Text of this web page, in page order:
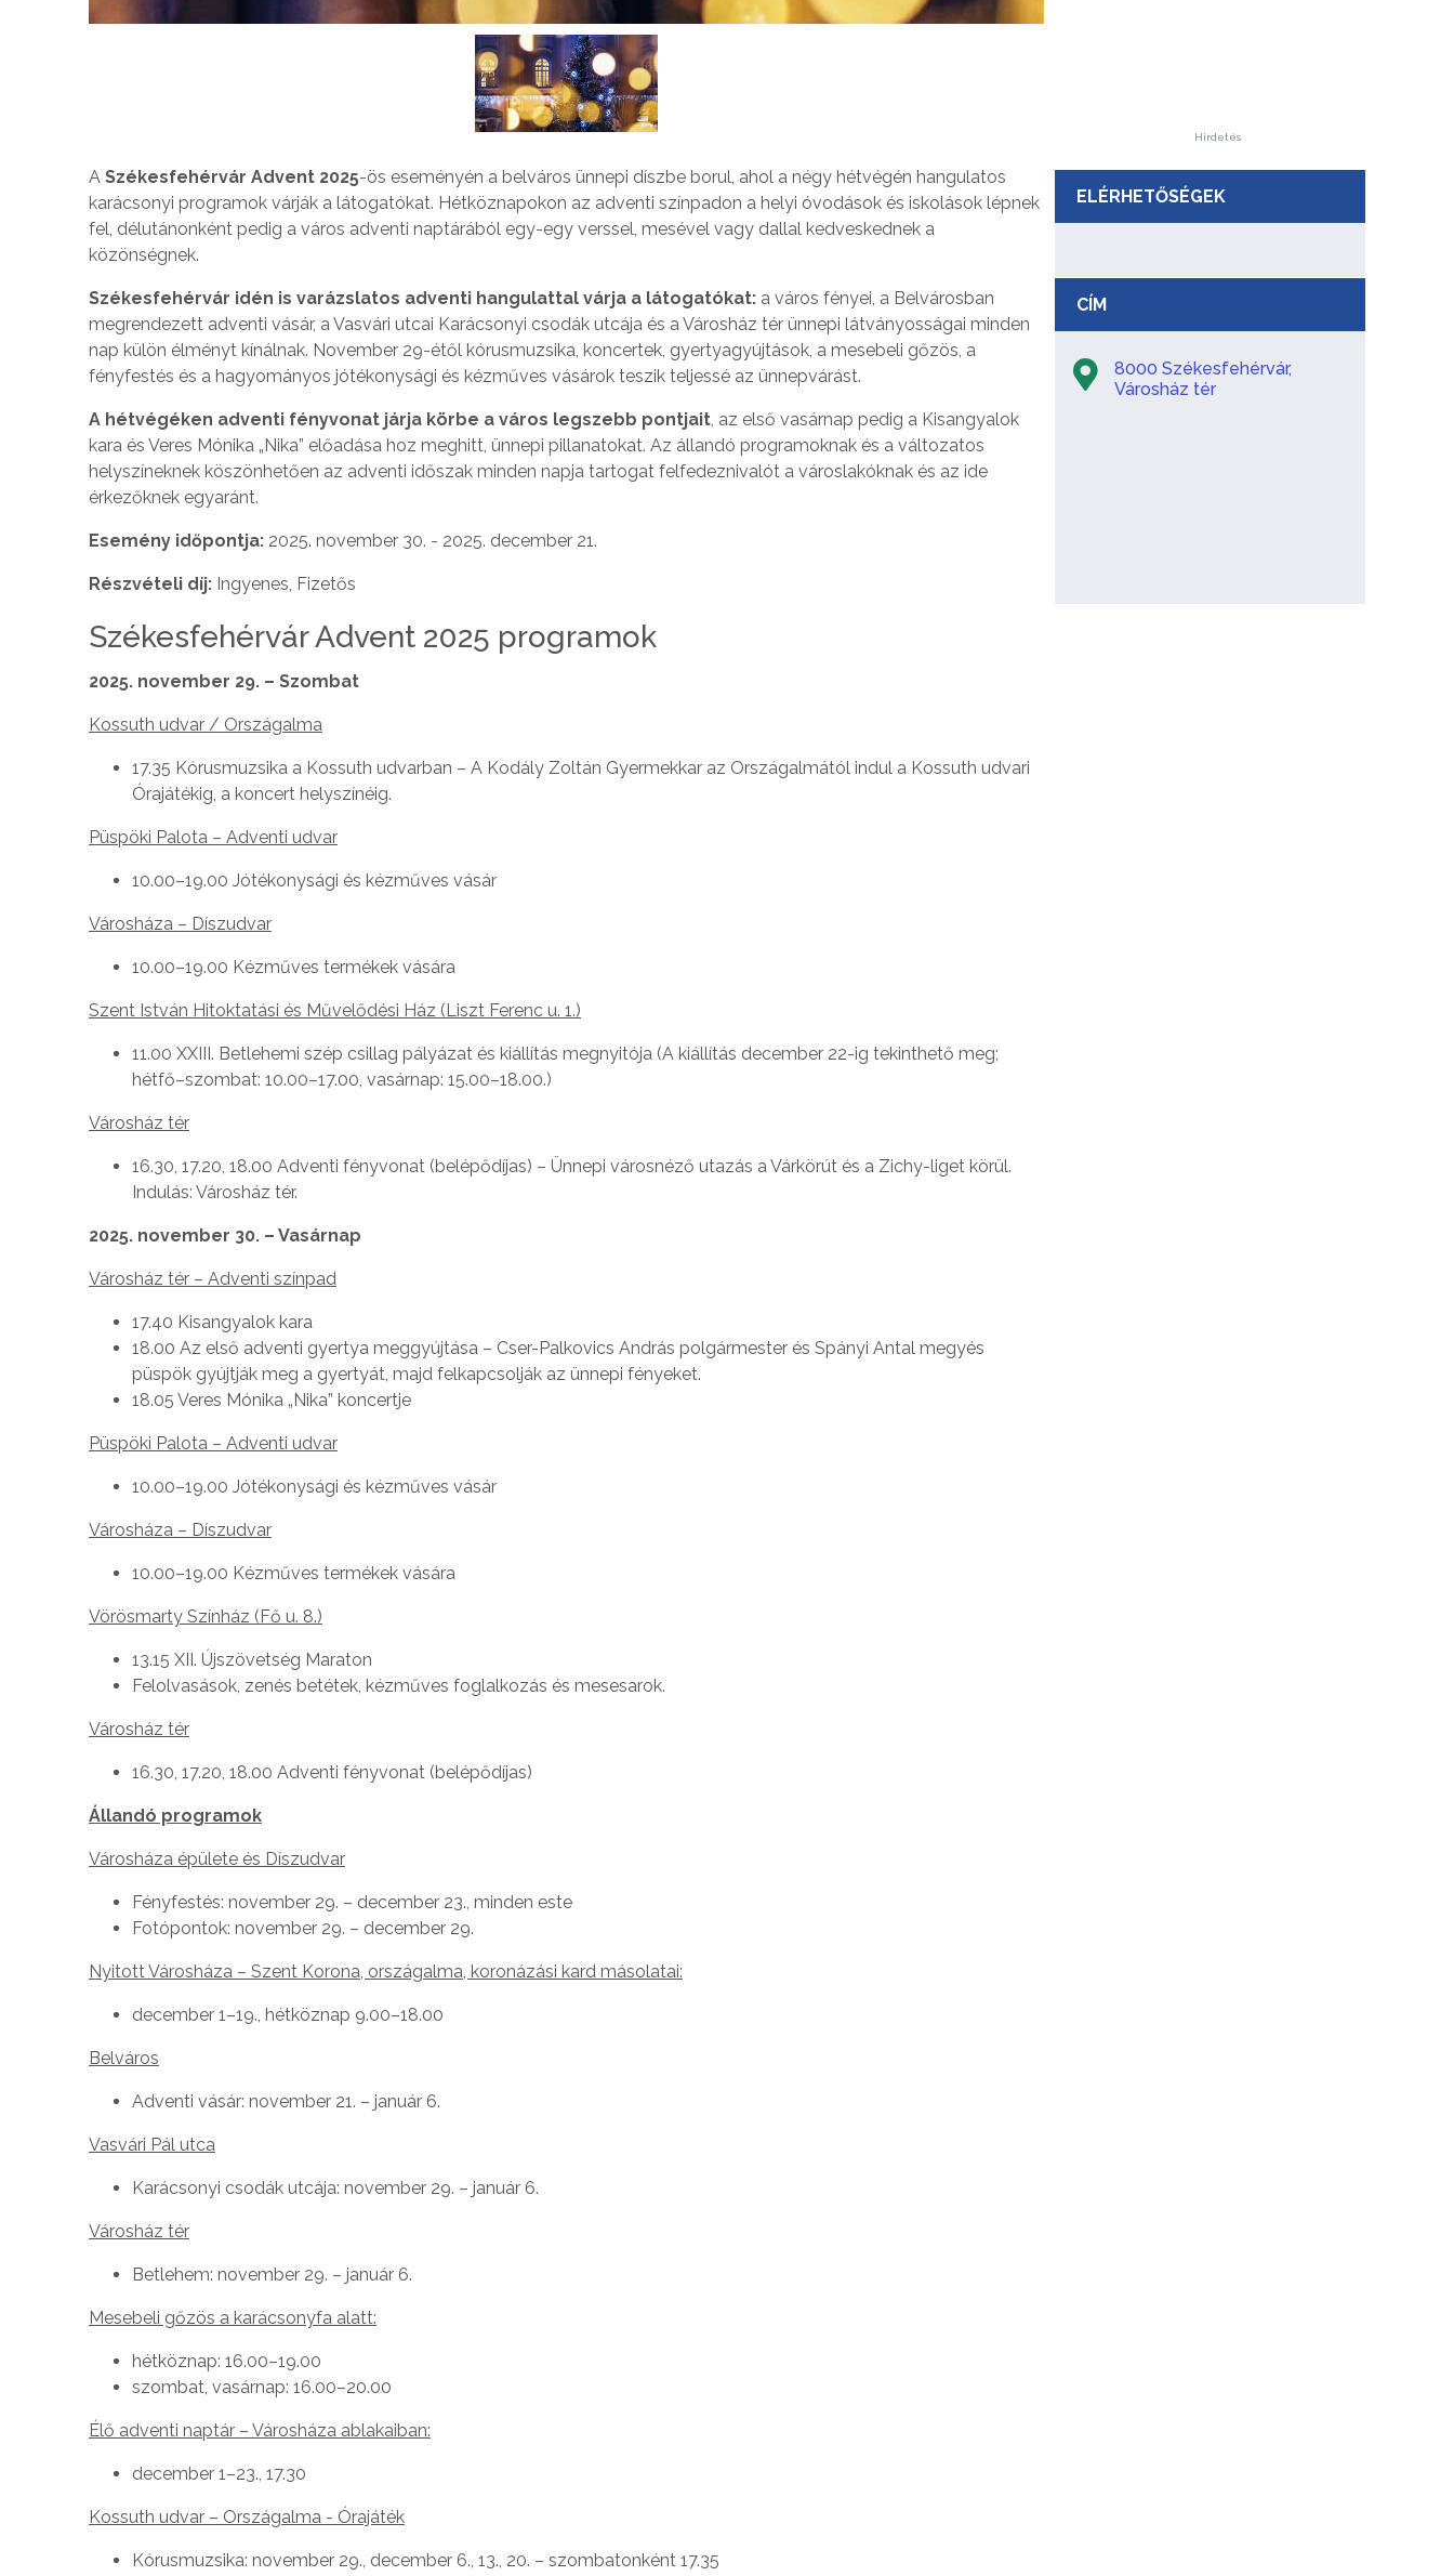
A Székesfehérvár Advent 2025-ös eseményén a belváros ünnepi díszbe borul, ahol a négy hétvégén hangulatos
karácsonyi programok várják a látogatókat. Hétköznapokon az adventi színpadon a helyi óvodások és iskolások lépnek
fel, délutánonként pedig a város adventi naptárából egy-egy verssel, mesével vagy dallal kedveskednek a
közönségnek.
Székesfehérvár idén is varázslatos adventi hangulattal várja a látogatókat: a város fényei, a Belvárosban
megrendezett adventi vásár, a Vasvári utcai Karácsonyi csodák utcája és a Városház tér ünnepi látványosságai minden
nap külön élményt kínálnak. November 29-étől kórusmuzsika, koncertek, gyertyagyújtások, a mesebeli gőzös, a
fényfestés és a hagyományos jótékonysági és kézműves vásárok teszik teljessé az ünnepvárást.
A hétvégéken adventi fényvonat járja körbe a város legszebb pontjait, az első vasárnap pedig a Kisangyalok
kara és Veres Mónika „Nika” előadása hoz meghitt, ünnepi pillanatokat. Az állandó programoknak és a változatos
helyszíneknek köszönhetően az adventi időszak minden napja tartogat felfedeznivalót a városlakóknak és az ide
érkezőknek egyaránt.
Esemény időpontja: 2025. november 30. - 2025. december 21.
Részvételi díj: Ingyenes, Fizetős
Székesfehérvár Advent 2025 programok
2025. november 29. – Szombat
Kossuth udvar / Országalma
17.35 Kórusmuzsika a Kossuth udvarban – A Kodály Zoltán Gyermekkar az Országalmától indul a Kossuth udvari
Órajátékig, a koncert helyszínéig.
Püspöki Palota – Adventi udvar
10.00–19.00 Jótékonysági és kézműves vásár
Városháza – Díszudvar
10.00–19.00 Kézműves termékek vására
Szent István Hitoktatási és Művelődési Ház (Liszt Ferenc u. 1.)
11.00 XXIII. Betlehemi szép csillag pályázat és kiállítás megnyitója (A kiállítás december 22-ig tekinthető meg;
hétfő–szombat: 10.00–17.00, vasárnap: 15.00–18.00.)
Városház tér
16.30, 17.20, 18.00 Adventi fényvonat (belépődíjas) – Ünnepi városnéző utazás a Várkörút és a Zichy-liget körül.
Indulás: Városház tér.
2025. november 30. – Vasárnap
Városház tér – Adventi színpad
17.40 Kisangyalok kara
18.00 Az első adventi gyertya meggyújtása – Cser-Palkovics András polgármester és Spányi Antal megyés
püspök gyújtják meg a gyertyát, majd felkapcsolják az ünnepi fényeket.
18.05 Veres Mónika „Nika” koncertje
Püspöki Palota – Adventi udvar
10.00–19.00 Jótékonysági és kézműves vásár
Városháza – Díszudvar
10.00–19.00 Kézműves termékek vására
Vörösmarty Színház (Fő u. 8.)
13.15 XII. Újszövetség Maraton
Felolvasások, zenés betétek, kézműves foglalkozás és mesesarok.
Városház tér
16.30, 17.20, 18.00 Adventi fényvonat (belépődíjas)
Állandó programok
Városháza épülete és Díszudvar
Fényfestés: november 29. – december 23., minden este
Fotópontok: november 29. – december 29.
Nyitott Városháza – Szent Korona, országalma, koronázási kard másolatai:
december 1–19., hétköznap 9.00–18.00
Belváros
Adventi vásár: november 21. – január 6.
Vasvári Pál utca
Karácsonyi csodák utcája: november 29. – január 6.
Városház tér
Betlehem: november 29. – január 6.
Mesebeli gőzös a karácsonyfa alatt:
hétköznap: 16.00–19.00
szombat, vasárnap: 16.00–20.00
Élő adventi naptár – Városháza ablakaiban:
december 1–23., 17.30
Kossuth udvar – Országalma - Órajáték
Kórusmuzsika: november 29., december 6., 13., 20. – szombatonként 17.35
Hirdetés
ELÉRHETŐSÉGEK
CÍM
8000 Székesfehérvár,
Városház tér